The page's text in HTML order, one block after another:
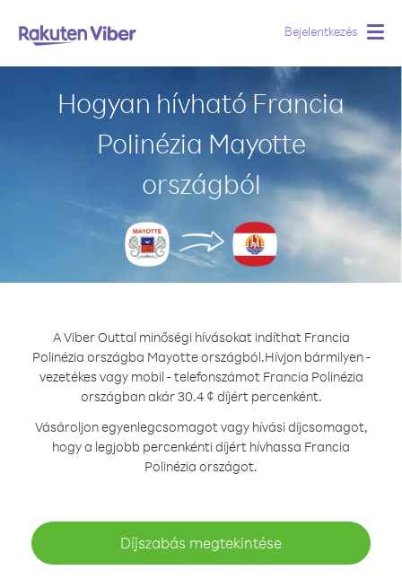
Bejelentkezés
Hogyan hívható Francia
Polinézia Mayotte
országból
A Viber Outtal minőségi hívásokat indíthat Francia
Polinézia országba Mayotte országból.Hívjon bármilyen -
vezetékes vagy mobil - telefonszámot Francia Polinézia
országban akár 30.4 ¢ díjért percenként.
Vásároljon egyenlegcsomagot vagy hívási díjcsomagot,
hogy a legjobb percenkénti díjért hívhassa Francia
Polinézia országot.
Díjszabás megtekintése